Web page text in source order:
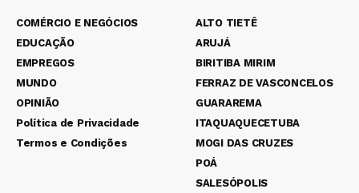
COMÉRCIO E NEGÓCIOS
EDUCAÇÃO
EMPREGOS
MUNDO
OPINIÃO
Política de Privacidade
Termos e Condições
ALTO TIETÊ
ARUJÁ
BIRITIBA MIRIM
FERRAZ DE VASCONCELOS
GUARAREMA
ITAQUAQUECETUBA
MOGI DAS CRUZES
POÁ
SALESÓPOLIS